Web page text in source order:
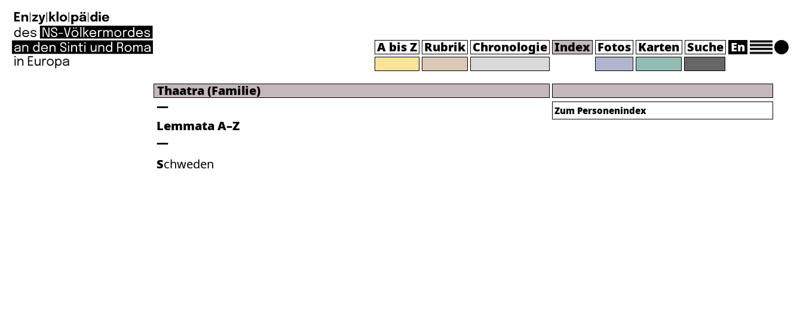
A bis Z Rubrik Chronologie Index Fotos Karten Suche En
Thaatra (Familie)
Lemmata A–Z
Schweden
Zum Personenindex